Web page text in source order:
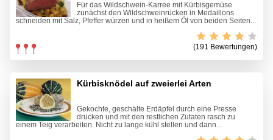
Für das Wildschwein-Karree mit Kürbisgemüse
zunächst den Wildschweinrücken in Medaillons
schneiden mit Salz, Pfeffer würzen und in heißem Öl von beiden Seiten...
(191 Bewertungen)
Kürbisknödel auf zweierlei Arten
Gekochte, geschälte Erdäpfel durch eine Presse
drücken und mit den restlichen Zutaten rasch zu
einem Teig verarbeiten. Nicht zu lange kühl stellen und dann...